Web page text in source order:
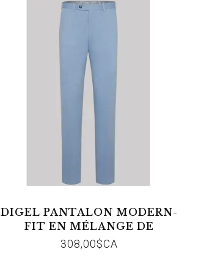
DIGEL PANTALON MODERN-
FIT EN MÉLANGE DE
MATIÈRES AÉRIENNES SARO
308,00$CA